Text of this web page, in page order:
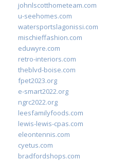
johnlscotthometeam.com
u-seehomes.com
watersportslagonissi.com
mischieffashion.com
eduwyre.com
retro-interiors.com
theblvd-boise.com
fpet2023.org
e-smart2022.org
ngrc2022.org
leesfamilyfoods.com
lewis-lewis-cpas.com
eleontennis.com
cyetus.com
bradfordshops.com